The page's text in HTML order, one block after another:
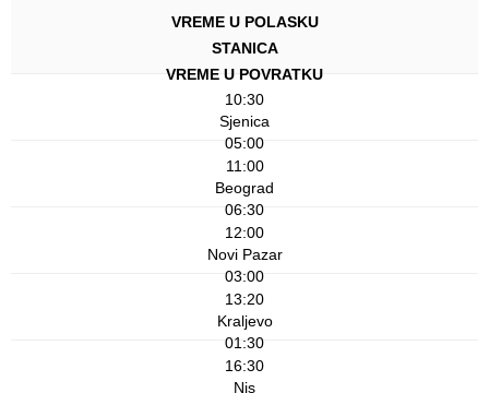
VREME U POLASKU
STANICA
VREME U POVRATKU
10:30
Sjenica
05:00
11:00
Beograd
06:30
12:00
Novi Pazar
03:00
13:20
Kraljevo
01:30
16:30
Nis